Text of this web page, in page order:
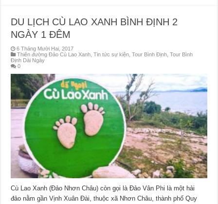
DU LỊCH CÙ LAO XANH BÌNH ĐỊNH 2
NGÀY 1 ĐÊM
6 Tháng Mười Hai, 2017
Thiên đường Đảo Cù Lao Xanh ,Tin tức sự kiện ,Tour Bình Định ,Tour Bình
Định Dài Ngày
0
Cù Lao Xanh (Đảo Nhơn Châu) còn gọi là Đảo Vân Phi là một hải
đảo nằm gần Vịnh Xuân Đài, thuộc xã Nhơn Châu, thành phố Quy